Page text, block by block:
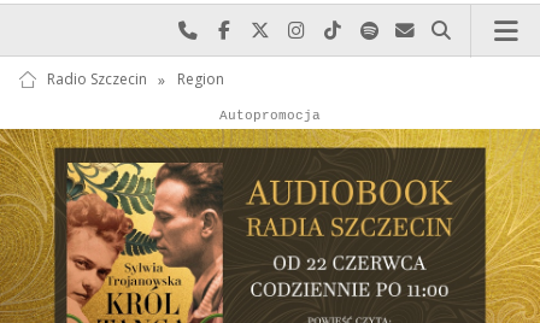
Najlepiej po prostu do nas zadzwoń
Odwiedź nas na Facebook-u
Odwiedź nas na X
Odwiedź nas na Instagram-ie
Odwiedź nas na TikTok-u
Szukaj nas na Spotify
Wyślij do nas
Szukaj
Radio Szczecin » Region
Reklama
Autopromocja